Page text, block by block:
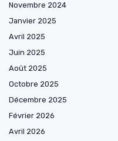
Novembre 2024
Janvier 2025
Avril 2025
Juin 2025
Août 2025
Octobre 2025
Décembre 2025
Février 2026
Avril 2026